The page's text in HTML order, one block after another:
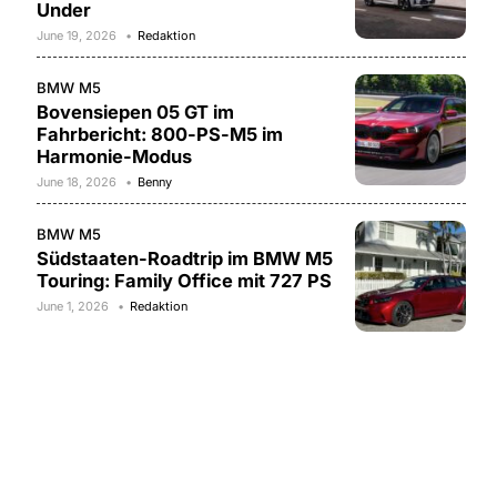
Under
June 19, 2026 Redaktion
BMW M5
Bovensiepen 05 GT im
Fahrbericht: 800-PS-M5 im
Harmonie-Modus
June 18, 2026 Benny
BMW M5
Südstaaten-Roadtrip im BMW M5
Touring: Family Office mit 727 PS
June 1, 2026 Redaktion